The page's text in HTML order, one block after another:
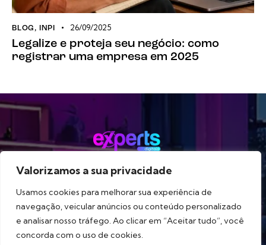
Valorizamos a sua privacidade
Usamos cookies para melhorar sua experiência de
navegação, veicular anúncios ou conteúdo personalizado
e analisar nosso tráfego. Ao clicar em “Aceitar tudo”, você
concorda com o uso de cookies.
BLOG , INPI 26/09/2025
Legalize e proteja seu negócio: como
registrar uma empresa em 2025
Método Serviços Portfólio Blog